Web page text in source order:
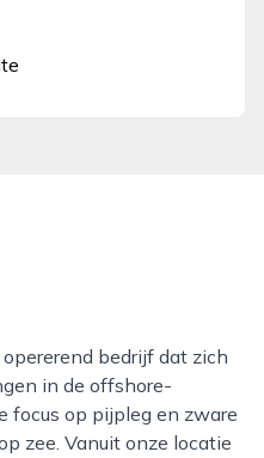
in de offshore-
focus op pijpleg en zware
zee. Vanuit onze locatie